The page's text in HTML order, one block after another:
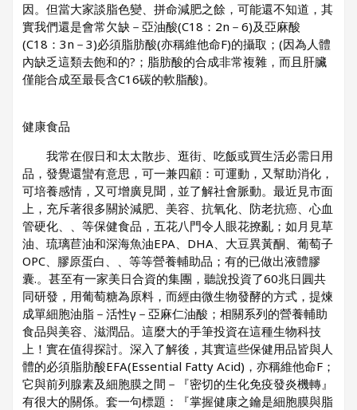
因。但當大家談脂色變、拼命減肥之餘，可能還不知道，其
實我們還是會常欠缺－亞油酸(C18：2n－6)及亞麻酸
(C18：3n－3)必須脂肪酸(亦稱維他命F)的攝取；(因為人體
內缺乏這類去飽和的?；脂肪酸的合成非常複雜，而且肝臟
僅能合成至最長含C16碳的軟脂酸)。
健康食品
我常在假日和太太散步、逛街、吃飯或買生活必需日用
品，發覺還蠻有意思，可一兼四顧：可運動，又幫助消化，
可培養感情，又可增廣見聞，並了解社會脈動。最近見市面
上，充斥著很多關於減肥、美容、抗氧化、防老抗癌、心血
管硬化、、等保健食品，五花八門令人眼花撩亂；如月見草
油、琉璃苣油和深海魚油EPA、DHA、大豆異黃酮、葡萄子
OPC、膠原蛋白、、等等營養輔助品；有的已做出液體膠
囊.。甚至有一家美日合資的集團，聽說投資了60兆日圓共
同研發，用葡萄糖為原料，而經由微生物發酵的方式，提煉
成單細胞油脂－活性γ－亞麻仁油酸；相關系列的營養輔助
食品與美容、滋潤品。這麼大的手筆投資在這種生物科技
上！實在值得探討。深入了解後，其實這些保健用品皆與人
體的必須脂肪酸EFA(Essential Fatty Acid)，亦稱維他命F；
它與前列腺素及細胞膜之間－『密切的生化免疫發炎機轉』
有很大的關係。套一句標題：『掌握健康之鑰是細胞膜與脂